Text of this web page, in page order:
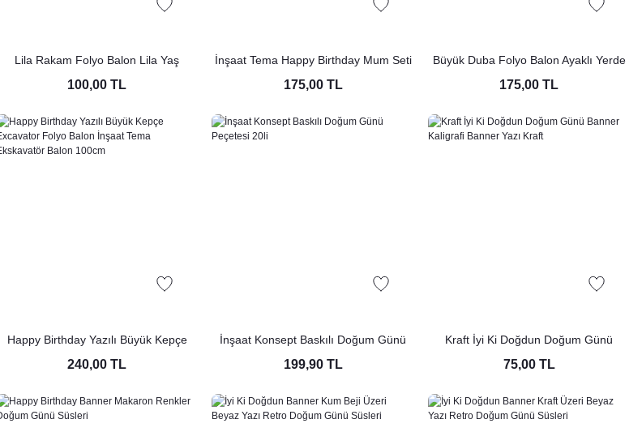
Lila Rakam Folyo Balon Lila Yaş
Balonu
100,00 TL
İnşaat Tema Happy Birthday Mum Seti
4lü İnşaat Tema Doğum Günü Pasta
175,00 TL
Büyük Duba Folyo Balon Ayaklı Yerde
Durabilen Duba Balon
175,00 TL
Happy Birthday Yazılı Büyük Kepçe
Excavator Folyo Balon İnşaat Tema
240,00 TL
İnşaat Konsept Baskılı Doğum Günü
Peçetesi 20li
199,90 TL
Kraft İyi Ki Doğdun Doğum Günü
Banner Kaligrafi Banner Yazı Kraft
75,00 TL